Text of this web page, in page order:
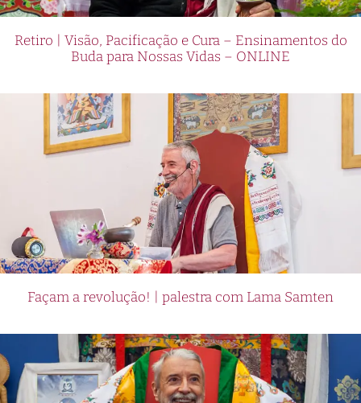
Retiro | Visão, Pacificação e Cura – Ensinamentos do
Buda para Nossas Vidas – ONLINE
Façam a revolução! | palestra com Lama Samten